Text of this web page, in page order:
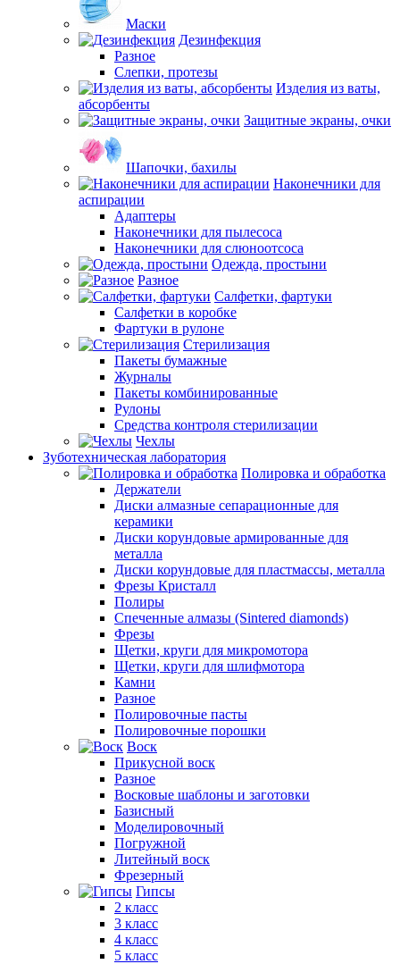
Маски
Дезинфекция
Разное
Слепки, протезы
Изделия из ваты,
абсорбенты
Защитные экраны, очки
Шапочки, бахилы
Наконечники для
аспирации
Адаптеры
Наконечники для пылесоса
Наконечники для слюноотсоса
Одежда, простыни
Разное
Салфетки, фартуки
Салфетки в коробке
Фартуки в рулоне
Стерилизация
Пакеты бумажные
Журналы
Пакеты комбинированные
Рулоны
Средства контроля стерилизации
Чехлы
Зуботехническая лаборатория
Полировка и обработка
Держатели
Диски алмазные сепарационные для
керамики
Диски корундовые армированные для
металла
Диски корундовые для пластмассы, металла
Фрезы Кристалл
Полиры
Спеченные алмазы (Sintered diamonds)
Фрезы
Щетки, круги для микромотора
Щетки, круги для шлифмотора
Камни
Разное
Полировочные пасты
Полировочные порошки
Воск
Прикусной воск
Разное
Восковые шаблоны и заготовки
Базисный
Моделировочный
Погружной
Литейный воск
Фрезерный
Гипсы
2 класс
3 класс
4 класс
5 класс